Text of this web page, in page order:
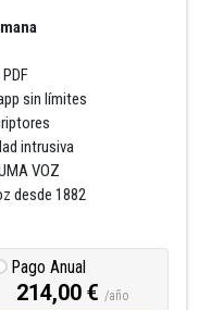
sin límites
intrusiva
VOZ
desde 1882
Pago Anual
214,00 € /año